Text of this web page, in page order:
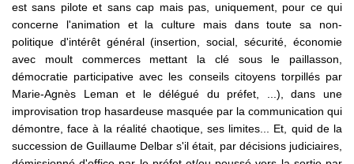
est sans pilote et sans cap mais pas, uniquement, pour ce qui
concerne l'animation et la culture mais dans toute sa non-
politique d'intérêt général (insertion, social, sécurité, économie
avec moult commerces mettant la clé sous le paillasson,
démocratie participative avec les conseils citoyens torpillés par
Marie-Agnès Leman et le délégué du préfet, ...), dans une
improvisation trop hasardeuse masquée par la communication qui
démontre, face à la réalité chaotique, ses limites... Et, quid de la
succession de Guillaume Delbar s'il était, par décisions judiciaires,